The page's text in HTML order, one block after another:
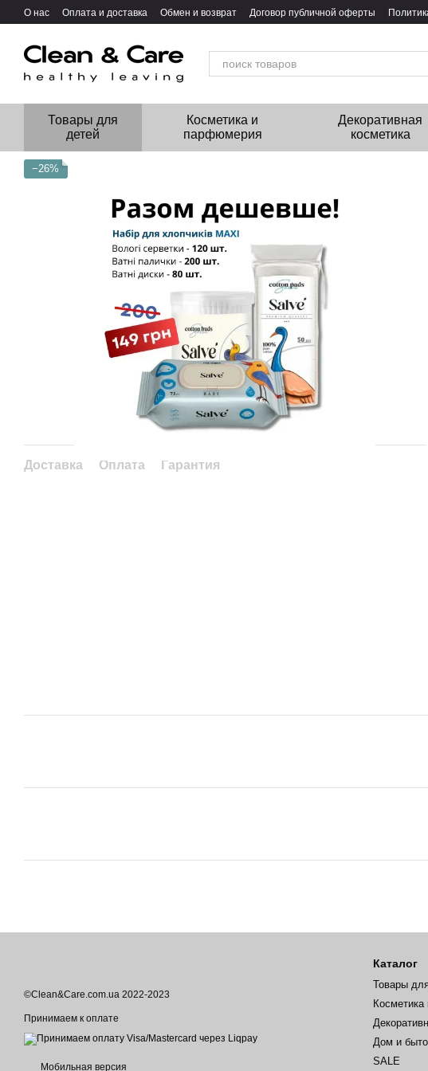
Перейти к основному контенту
О нас Оплата и доставка Обмен и возврат Договор публичной оферты
Товары для
детей
Косметика и
парфюмерия
Декоративная
косметика
−26%
Доставка Оплата Гарантия
©Clean&Care.com.ua 2022-2023
Принимаем к оплате
Мобильная версия
Каталог
Товары
Дом и
SALE